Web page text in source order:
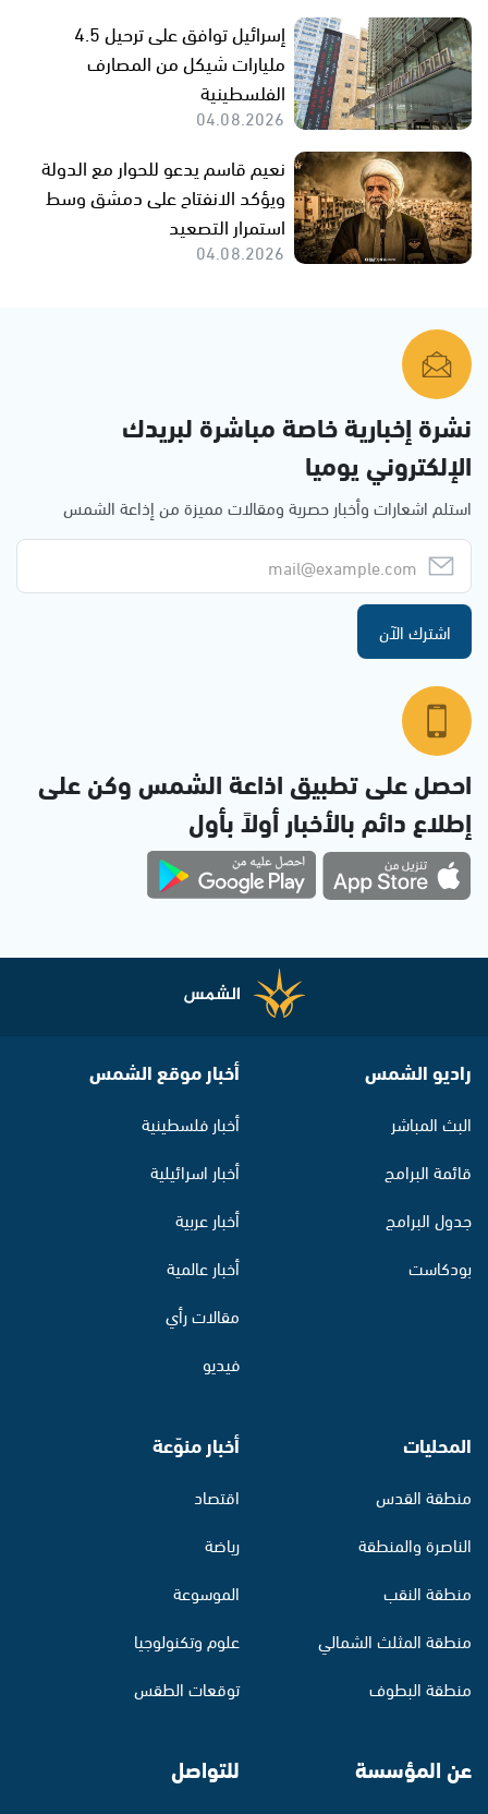
إسرائيل توافق على ترحيل 4.5
مليارات شيكل من المصارف
الفلسطينية
04.08.2026
نعيم قاسم يدعو للحوار مع الدولة
ويؤكد الانفتاح على دمشق وسط
استمرار التصعيد
04.08.2026
نشرة إخبارية خاصة مباشرة لبريدك
الإلكتروني يوميا
استلم اشعارات وأخبار حصرية ومقالات مميزة من إذاعة الشمس
اشترك الآن
احصل على تطبيق اذاعة الشمس وكن على
إطلاع دائم بالأخبار أولاً بأول
راديو الشمس
البث المباشر
قائمة البرامج
جدول البرامج
بودكاست
أخبار موقع الشمس
أخبار فلسطينية
أخبار اسرائيلية
أخبار عربية
أخبار عالمية
مقالات رأي
فيديو
المحليات
منطقة القدس
الناصرة والمنطقة
منطقة النقب
منطقة المثلث الشمالي
منطقة البطوف
أخبار منوّعة
اقتصاد
رياضة
الموسوعة
علوم وتكنولوجيا
توقعات الطقس
عن المؤسسة للتواصل